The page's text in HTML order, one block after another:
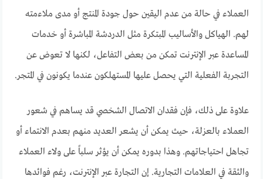
العملاء في حالة من عدم اليقين حول جودة المنتج أو مدى ملاءمته
لهم. الهياكل والأساليب المبتكرة مثل الدردشة المباشرة أو خدمات
المساعدة عبر الإنترنت تمكن من بعض التفاعل، لكنها لا تعوض عن
التجربة الفعلية التي يحصل عليها المستهلكون عندما يكونون في المتجر.
علاوة على ذلك، فإن فقدان الاتصال الشخصي قد يساهم في شعور
العملاء بالعزلة، حيث يمكن أن يشعر العديد منهم بعدم الانتماء أو
تجاهل احتياجاتهم. وهذا بدوره يمكن أن يؤثر سلباً على ولاء العملاء
والثقة في العلامات التجارية. إن التجارة عبر الإنترنت، رغم فوائدها